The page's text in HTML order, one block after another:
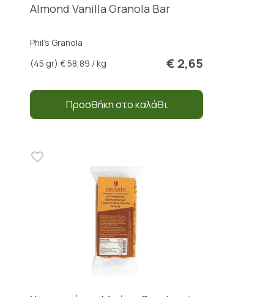
Almond Vanilla Granola Bar
Phil's Granola
(45 gr) € 58,89 / kg
€ 2,65
Προσθήκη στο καλάθι